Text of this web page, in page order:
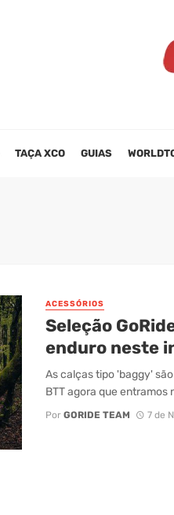
TAÇA XCO GUIAS
ACESSÓRIOS
Seleção
enduro neste
As calças tipo 'baggy'
BTT agora que entramos
Por GORIDE TEAM 7 de